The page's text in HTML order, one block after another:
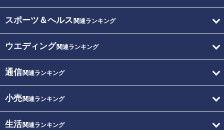
スポーツ＆ヘルス 関連ランキング
ウエディング関連ランキング
通信関連ランキング
小売関連ランキング
生活関連ランキング